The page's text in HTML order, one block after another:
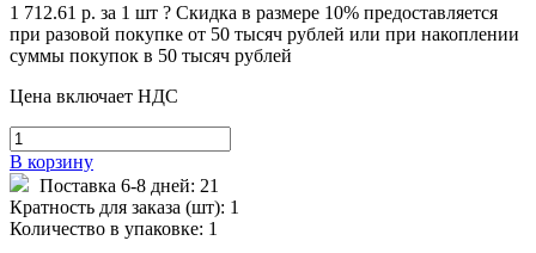
1 712.61 р. за 1 шт ? Cкидка в размере 10% предоставляется
при разовой покупке от 50 тысяч рублей или при накоплении
суммы покупок в 50 тысяч рублей
Цена включает НДС
В корзину
Поставка 6-8 дней: 21
Кратность для заказа (шт): 1
Количество в упаковке: 1